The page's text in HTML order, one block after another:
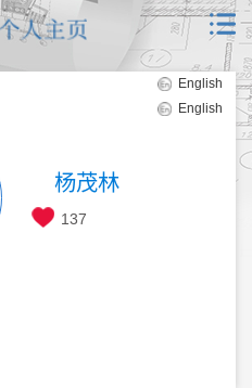
English
English
杨茂林
137